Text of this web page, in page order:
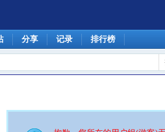
分享 记录 排行榜